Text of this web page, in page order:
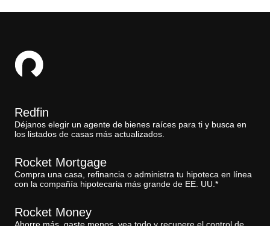
Redfin
Déjanos elegir un agente de bienes raíces para ti y busca en
los listados de casas más actualizados.
Rocket Mortgage
Compra una casa, refinancia o administra tu hipoteca en línea
con la compañía hipotecaria más grande de EE. UU.*
Rocket Money